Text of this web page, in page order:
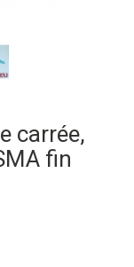
carrée,
fin